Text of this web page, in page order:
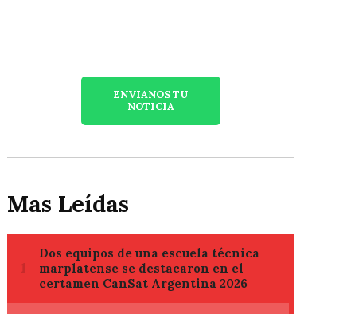
ENVIANOS TU
NOTICIA
Mas Leídas